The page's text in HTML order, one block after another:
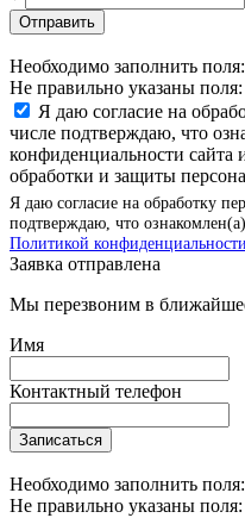
Отправить
Необходимо заполнить поля:
Не правильно указаны поля:
Я даю согласие на
числе подтверждаю, что
конфиденциальности
обработки и защиты
Я даю согласие на обработку
подтверждаю, что
Политикой конфиденциальности
Заявка отправлена
Мы перезвоним в
Имя
Контактный телефон
Записаться
Необходимо заполнить поля:
Не правильно указаны поля: